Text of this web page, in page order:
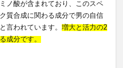
ノ酸が含まれており、このスペ
質合成に関わる成分で男の自信
言われています。 増大と活力の2
成分です。